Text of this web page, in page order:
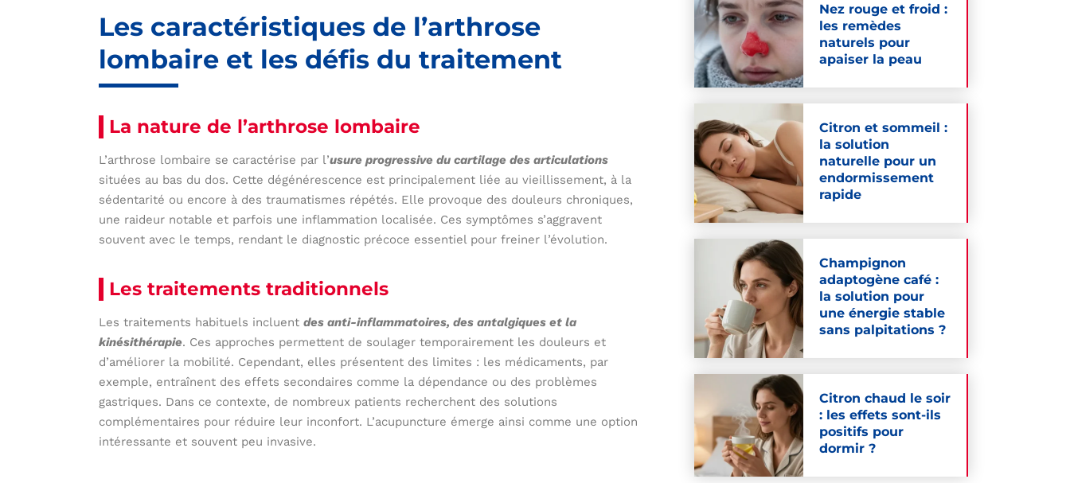
Les caractéristiques de l’arthrose
lombaire et les défis du traitement
La nature de l’arthrose lombaire
L’arthrose lombaire se caractérise par l’usure progressive du cartilage des articulations
situées au bas du dos. Cette dégénérescence est principalement liée au vieillissement, à la
sédentarité ou encore à des traumatismes répétés. Elle provoque des douleurs chroniques,
une raideur notable et parfois une inflammation localisée. Ces symptômes s’aggravent
souvent avec le temps, rendant le diagnostic précoce essentiel pour freiner l’évolution.
Les traitements traditionnels
Les traitements habituels incluentdes anti-inflammatoires, des antalgiques et la
kinésithérapie. Ces approches permettent de soulager temporairement les douleurs et
d’améliorer la mobilité. Cependant, elles présentent des limites : les médicaments, par
exemple, entraînent des effets secondaires comme la dépendance ou des problèmes
gastriques. Dans ce contexte, de nombreux patients recherchent des solutions
complémentaires pour réduire leur inconfort. L’acupuncture émerge ainsi comme une option
intéressante et souvent peu invasive.
Nez rouge et froid :
les remèdes
naturels pour
apaiser la peau
Citron et sommeil :
la solution
naturelle pour un
endormissement
rapide
Champignon
adaptogène café :
la solution pour
une énergie stable
sans palpitations ?
Citron chaud le soir
: les effets sont-ils
positifs pour
dormir ?